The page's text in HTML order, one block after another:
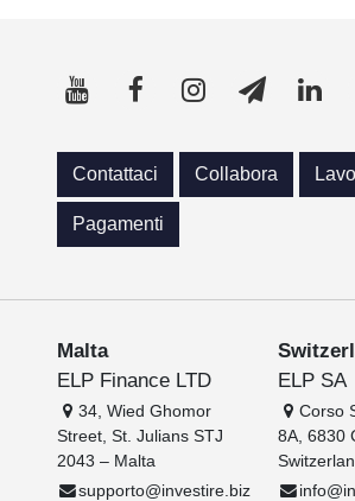
Contattaci Collabora
Pagamenti
Malta
ELP Finance LTD
34, Wied Ghomor
Street, St. Julians STJ
2043 – Malta
supporto@investire.biz
ELP SA
Corso
8A, 6830